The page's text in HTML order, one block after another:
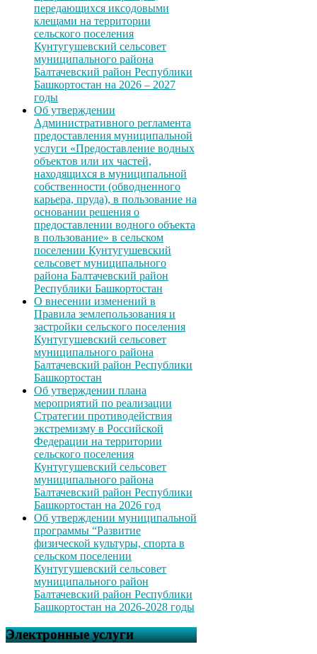
передающихся иксодовыми
клещами на территории
сельского поселения
Кунтугушевский сельсовет
муниципального района
Балтачевский район Республики
Башкортостан на 2026 – 2027
годы
Об утверждении
Административного регламента
предоставления муниципальной
услуги «Предоставление водных
объектов или их частей,
находящихся в муниципальной
собственности (обводненного
карьера, пруда), в пользование на
основании решения о
предоставлении водного объекта
в пользование» в сельском
поселении Кунтугушевский
сельсовет муниципального
района Балтачевский район
Республики Башкортостан
О внесении изменений в
Правила землепользования и
застройки сельского поселения
Кунтугушевский сельсовет
муниципального района
Балтачевский район Республики
Башкортостан
Об утверждении плана
мероприятий по реализации
Стратегии противодействия
экстремизму в Российской
Федерации на территории
сельского поселения
Кунтугушевский сельсовет
муниципального района
Балтачевский район Республики
Башкортостан на 2026 год
Об утверждении муниципальной
программы “Развитие
физической культуры, спорта в
сельском поселении
Кунтугушевский сельсовет
муниципального район
Балтачевский район Республики
Башкортостан на 2026-2028 годы
Электронные услуги